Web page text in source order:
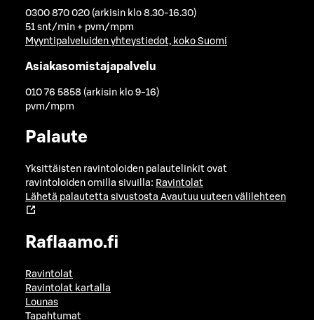
0300 870 020 (arkisin klo 8.30-16.30)
51 snt/min + pvm/mpm
Myyntipalveluiden yhteystiedot, koko Suomi
Asiakasomistajapalvelu
010 76 5858 (arkisin klo 9-16)
pvm/mpm
Palaute
Yksittäisten ravintoloiden palautelinkit ovat
ravintoloiden omilla sivuilla: Ravintolat
Lähetä palautetta sivustosta Avautuu uuteen välilehteen
Raflaamo.fi
Ravintolat
Ravintolat kartalla
Lounas
Tapahtumat